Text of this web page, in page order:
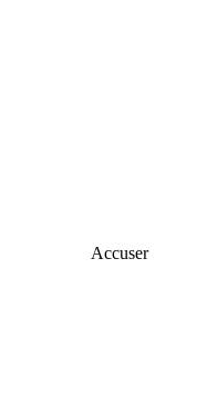
Accuser